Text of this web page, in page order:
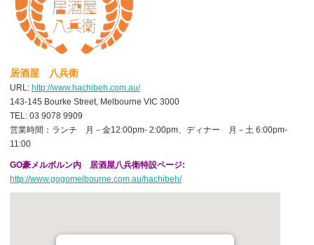
居酒屋 八兵衛
URL: http://www.hachibeh.com.au/
143-145 Bourke Street, Melbourne VIC 3000
TEL: 03 9078 9909
営業時間：ランチ 月－金12:00pm- 2:00pm、ディナー 月－土 6:00pm-
11:00
GO豪メルボルン内 居酒屋八兵衛特設ページ:
http://www.gogomelbourne.com.au/hachibeh/